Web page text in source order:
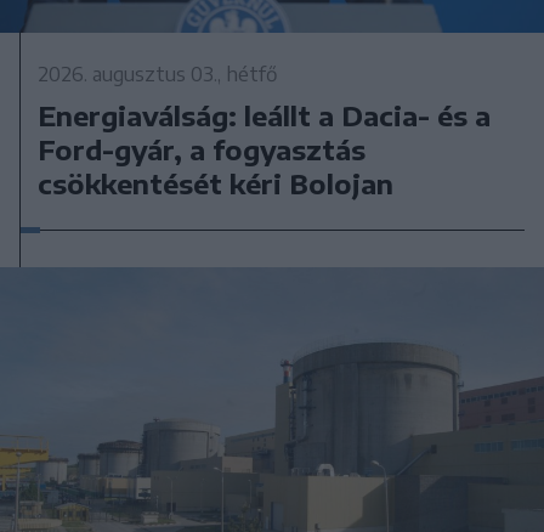
2026. augusztus 03., hétfő
Energiaválság: leállt a Dacia- és a
Ford-gyár, a fogyasztás
csökkentését kéri Bolojan